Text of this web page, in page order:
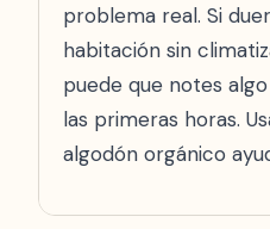
problema real. Si
habitación sin
puede que notes
las primeras horas.
algodón orgánico